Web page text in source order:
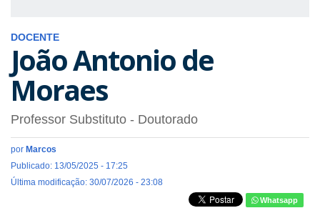
DOCENTE
João Antonio de
Moraes
Professor Substituto - Doutorado
por Marcos
Publicado: 13/05/2025 - 17:25
Última modificação: 30/07/2026 - 23:08
Whatsapp